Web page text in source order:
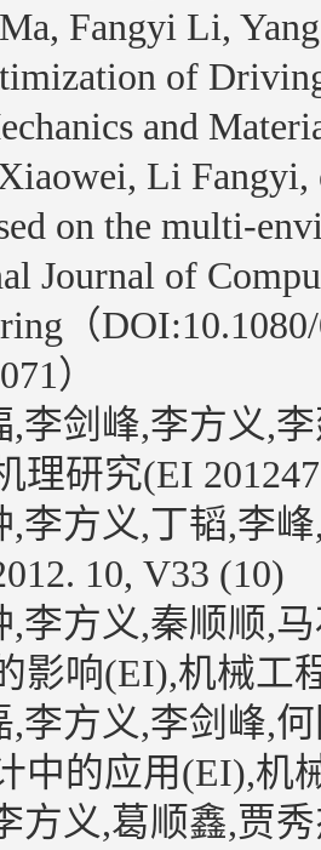
Fangyi Li,
of
and
Li Fangyi,
on the multi-
Journal of
（
）
,李剑峰,李方义,
理研究(EI
,李方义,丁韬,李
10, V33 (10)
,李方义,秦顺顺,
影响(EI),机械工
,李方义,李剑峰,
中的应用(EI),机
方义,葛顺鑫,贾